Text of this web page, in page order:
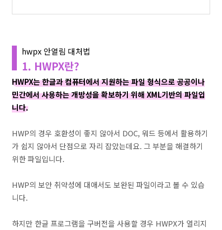
hwpx 안열림 대처법
1. HWPX란?
HWPX는 한글과 컴퓨터에서 지원하는 파일 형식으로 공공이나
민간에서 사용하는 개방성을 확보하기 위해 XML기반의 파일입
니다.
HWP의 경우 호환성이 좋지 않아서 DOC, 워드 등에서 활용하기
가 쉽지 않아서 단점으로 자리 잡았는데요. 그 부분을 해결하기
위한 파일입니다.
HWP의 보안 취약성에 대애서도 보완된 파일이라고 볼 수 있습
니다.
하지만 한글 프로그램을 구버전을 사용할 경우 HWPX가 열리지